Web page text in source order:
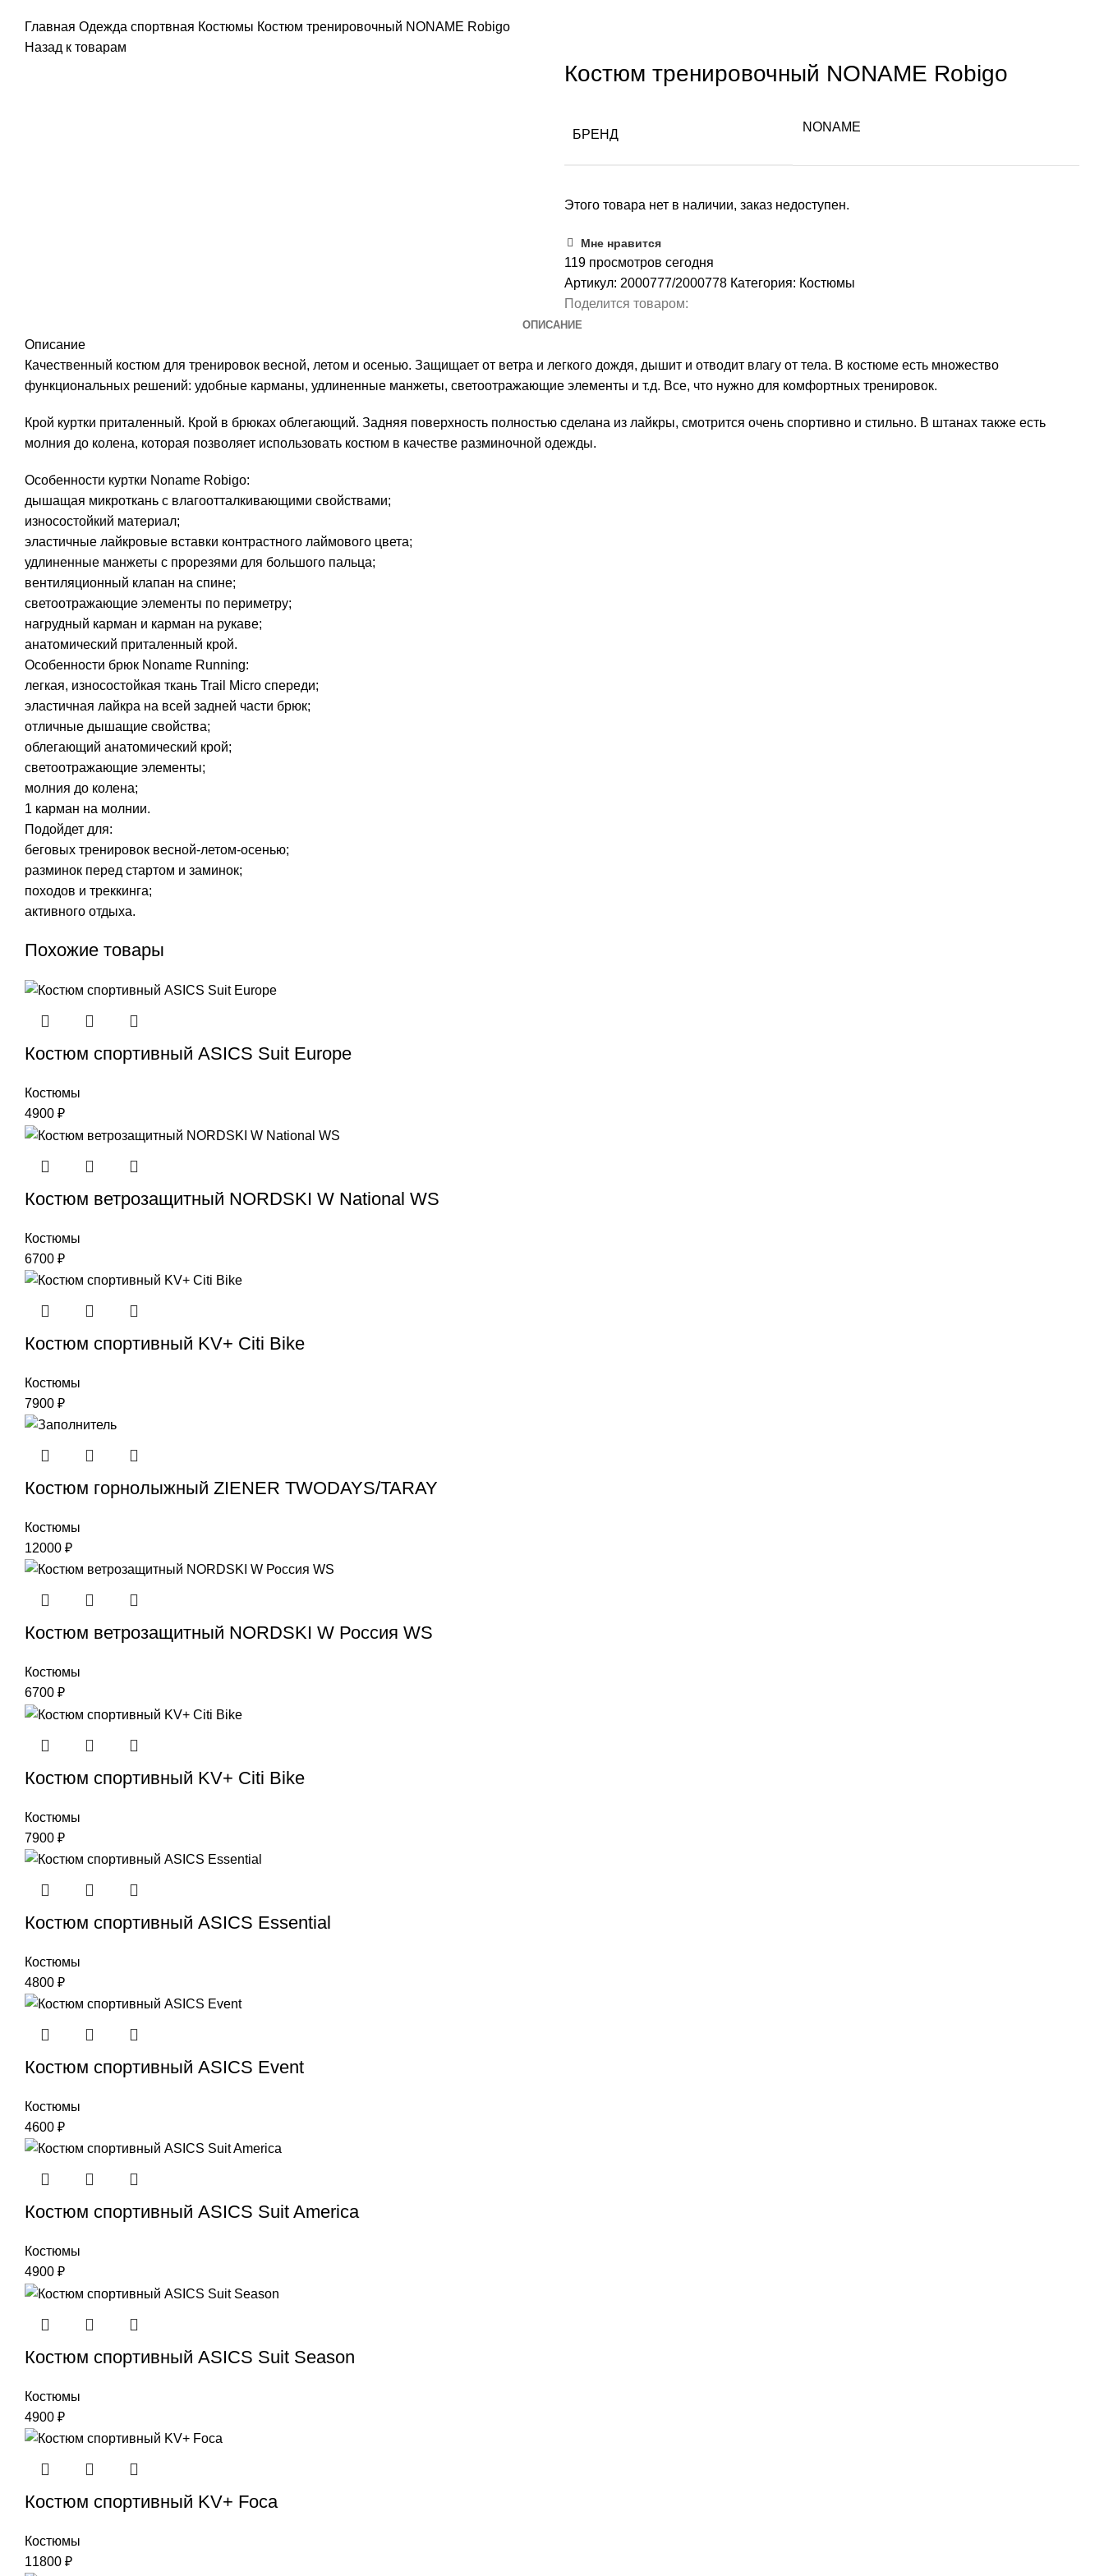
Главная Одежда спортвная Костюмы Костюм тренировочный NONAME Robigo
Назад к товарам
Костюм тренировочный NONAME Robigo
БРЕНД
NONAME
Этого товара нет в наличии, заказ недоступен.
Мне нравится
119 просмотров сегодня
Артикул: 2000777/2000778 Категория: Костюмы
Поделится товаром:
ОПИСАНИЕ
Описание
Качественный костюм для тренировок весной, летом и осенью. Защищает от ветра и легкого дождя, дышит и отводит влагу от тела. В костюме есть множество
функциональных решений: удобные карманы, удлиненные манжеты, светоотражающие элементы и т.д. Все, что нужно для комфортных тренировок.
Крой куртки приталенный. Крой в брюках облегающий. Задняя поверхность полностью сделана из лайкры, смотрится очень спортивно и стильно. В штанах также есть
молния до колена, которая позволяет использовать костюм в качестве разминочной одежды.
Особенности куртки Noname Robigo:
дышащая микроткань с влагоотталкивающими свойствами;
износостойкий материал;
эластичные лайкровые вставки контрастного лаймового цвета;
удлиненные манжеты с прорезями для большого пальца;
вентиляционный клапан на спине;
светоотражающие элементы по периметру;
нагрудный карман и карман на рукаве;
анатомический приталенный крой.
Особенности брюк Noname Running:
легкая, износостойкая ткань Trail Micro спереди;
эластичная лайкра на всей задней части брюк;
отличные дышащие свойства;
облегающий анатомический крой;
светоотражающие элементы;
молния до колена;
1 карман на молнии.
Подойдет для:
беговых тренировок весной-летом-осенью;
разминок перед стартом и заминок;
походов и треккинга;
активного отдыха.
Похожие товары
Костюм спортивный ASICS Suit Europe
Костюмы
4900 ₽
Костюм ветрозащитный NORDSKI W National WS
Костюмы
6700 ₽
Костюм спортивный KV+ Citi Bike
Костюмы
7900 ₽
Костюм горнолыжный ZIENER TWODAYS/TARAY
Костюмы
12000 ₽
Костюм ветрозащитный NORDSKI W Россия WS
Костюмы
6700 ₽
Костюм спортивный KV+ Citi Bike
Костюмы
7900 ₽
Костюм спортивный ASICS Essential
Костюмы
4800 ₽
Костюм спортивный ASICS Event
Костюмы
4600 ₽
Костюм спортивный ASICS Suit America
Костюмы
4900 ₽
Костюм спортивный ASICS Suit Season
Костюмы
4900 ₽
Костюм спортивный KV+ Foca
Костюмы
11800 ₽